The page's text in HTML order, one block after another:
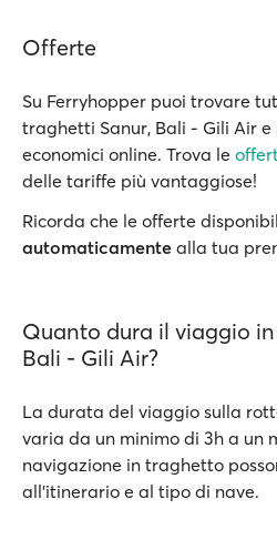
Offerte
Su Ferryhopper puoi trovare
traghetti Sanur, Bali - Gili Air
economici online. Trova le
delle tariffe più vantaggiose!
Ricorda che le offerte
automaticamente alla tua
Quanto dura il viaggio
Bali - Gili Air?
La durata del viaggio sulla
varia da un minimo di 3h a un
navigazione in traghetto
all’itinerario e al tipo di nave.